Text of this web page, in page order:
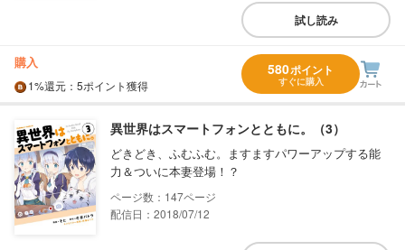
試し読み
購入
1%還元 ：5ポイント獲得
580ポイント
すぐに購入
異世界はスマートフォンとともに。（3）
どきどき、ふむふむ。ますますパワーアップする能
力＆ついに本妻登場！？
147
配信日：2018/07/12